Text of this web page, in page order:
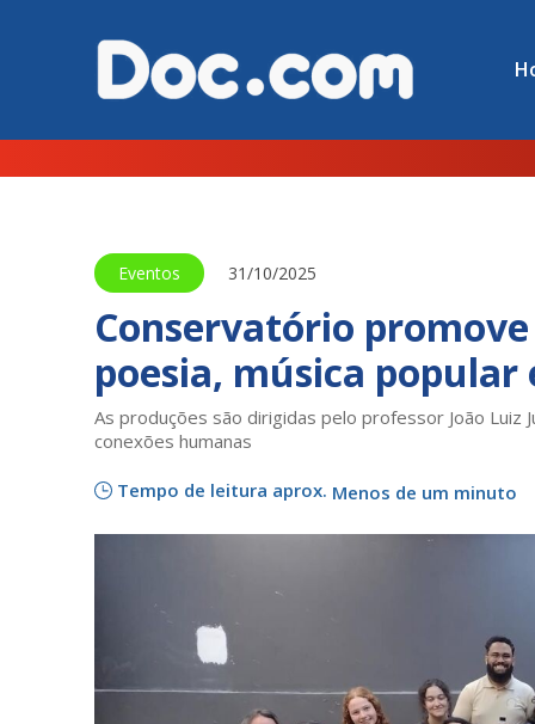
Eventos 31/10/2025
Conservatório
poesia, música popular
As produções são dirigidas pelo professor João
conexões humanas
Tempo de leitura aprox. Menos de um minuto